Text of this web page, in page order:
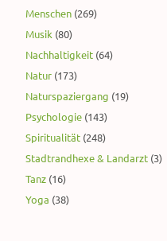
Menschen (269)
Musik (80)
Nachhaltigkeit (64)
Natur (173)
Naturspaziergang (19)
Psychologie (143)
Spiritualität (248)
Stadtrandhexe & Landarzt (3)
Tanz (16)
Yoga (38)